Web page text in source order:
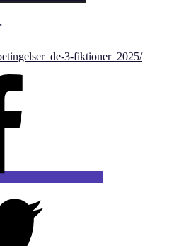
3-fiktioner_2025/